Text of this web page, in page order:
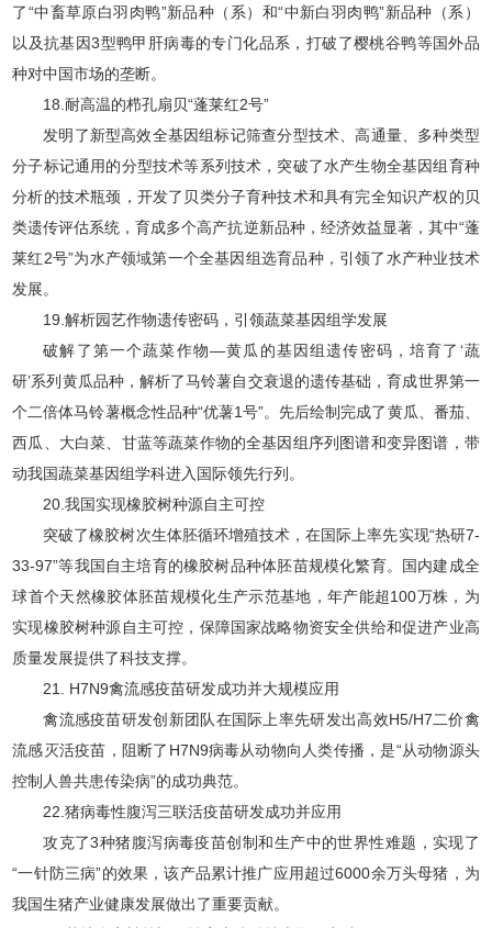
了“中畜草原白羽肉鸭”新品种（系）和“中新白羽肉鸭”新品种（系）
以及抗基因3型鸭甲肝病毒的专门化品系，打破了樱桃谷鸭等国外品
种对中国市场的垄断。
18.耐高温的栉孔扇贝“蓬莱红2号”
发明了新型高效全基因组标记筛查分型技术、高通量、多种类型
分子标记通用的分型技术等系列技术，突破了水产生物全基因组育种
分析的技术瓶颈，开发了贝类分子育种技术和具有完全知识产权的贝
类遗传评估系统，育成多个高产抗逆新品种，经济效益显著，其中“蓬
莱红2号”为水产领域第一个全基因组选育品种，引领了水产种业技术
发展。
19.解析园艺作物遗传密码，引领蔬菜基因组学发展
破解了第一个蔬菜作物—黄瓜的基因组遗传密码，培育了‘蔬
研’系列黄瓜品种，解析了马铃薯自交衰退的遗传基础，育成世界第一
个二倍体马铃薯概念性品种“优薯1号”。先后绘制完成了黄瓜、番茄、
西瓜、大白菜、甘蓝等蔬菜作物的全基因组序列图谱和变异图谱，带
动我国蔬菜基因组学科进入国际领先行列。
20.我国实现橡胶树种源自主可控
突破了橡胶树次生体胚循环增殖技术，在国际上率先实现“热研7-
33-97”等我国自主培育的橡胶树品种体胚苗规模化繁育。国内建成全
球首个天然橡胶体胚苗规模化生产示范基地，年产能超100万株，为
实现橡胶树种源自主可控，保障国家战略物资安全供给和促进产业高
质量发展提供了科技支撑。
21. H7N9禽流感疫苗研发成功并大规模应用
禽流感疫苗研发创新团队在国际上率先研发出高效H5/H7二价禽
流感灭活疫苗，阻断了H7N9病毒从动物向人类传播，是“从动物源头
控制人兽共患传染病”的成功典范。
22.猪病毒性腹泻三联活疫苗研发成功并应用
攻克了3种猪腹泻病毒疫苗创制和生产中的世界性难题，实现了
“一针防三病”的效果，该产品累计推广应用超过6000余万头母猪，为
我国生猪产业健康发展做出了重要贡献。